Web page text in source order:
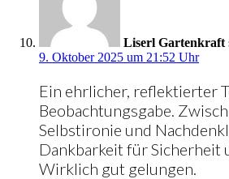
Liserl Gartenkraft
9. Oktober 2025 um 21:52 Uhr
Ein ehrlicher, reflektierter
Beobachtungsgabe.
Selbstironie und
Dankbarkeit für Sicherheit
Wirklich gut gelungen.